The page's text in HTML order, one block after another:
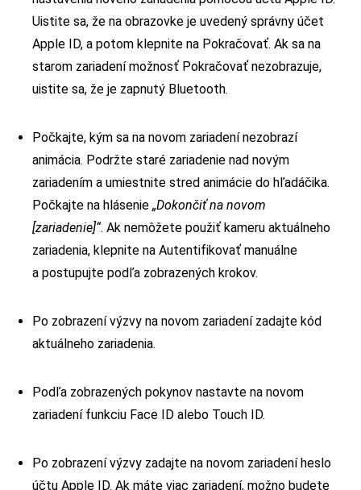
Uistite sa, že na obrazovke je uvedený správny účet
Apple ID, a potom klepnite na Pokračovať. Ak sa na
starom zariadení možnosť Pokračovať nezobrazuje,
uistite sa, že je zapnutý Bluetooth.
Počkajte, kým sa na novom zariadení nezobrazí
animácia. Podržte staré zariadenie nad novým
zariadením a umiestnite stred animácie do hľadáčika.
Počkajte na hlásenie „Dokončiť na novom
[zariadenie]“. Ak nemôžete použiť kameru aktuálneho
zariadenia, klepnite na Autentifikovať manuálne
a postupujte podľa zobrazených krokov.
Po zobrazení výzvy na novom zariadení zadajte kód
aktuálneho zariadenia.
Podľa zobrazených pokynov nastavte na novom
zariadení funkciu Face ID alebo Touch ID.
Po zobrazení výzvy zadajte na novom zariadení heslo
účtu Apple ID. Ak máte viac zariadení, možno budete